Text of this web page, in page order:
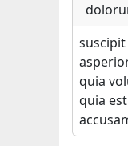
quia
quia